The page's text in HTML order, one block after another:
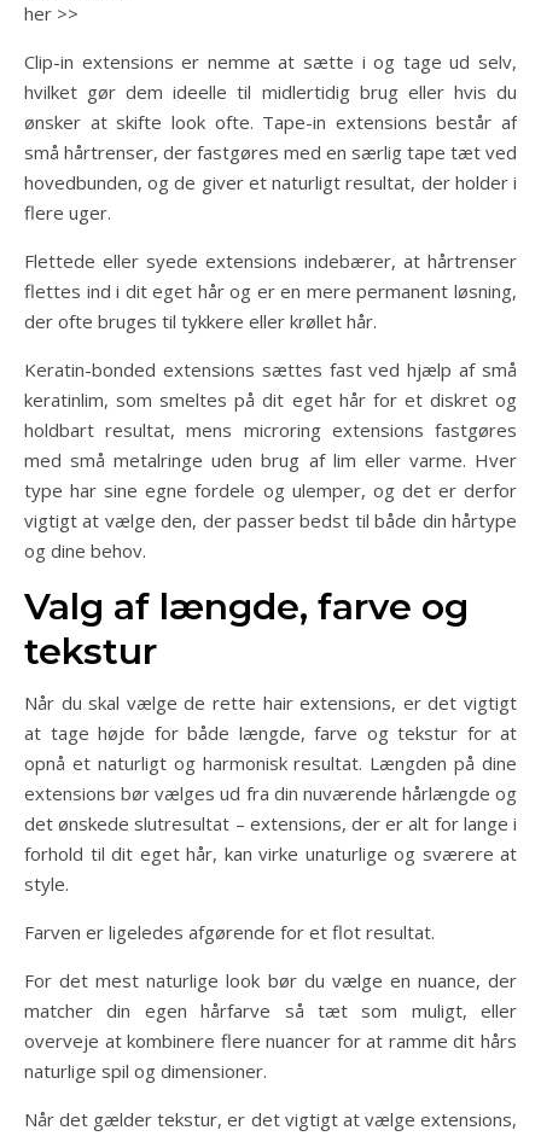
her >>
Clip-in extensions er nemme at sætte i og tage ud selv,
hvilket gør dem ideelle til midlertidig brug eller hvis du
ønsker at skifte look ofte. Tape-in extensions består af
små hårtrenser, der fastgøres med en særlig tape tæt ved
hovedbunden, og de giver et naturligt resultat, der holder i
flere uger.
Flettede eller syede extensions indebærer, at hårtrenser
flettes ind i dit eget hår og er en mere permanent løsning,
der ofte bruges til tykkere eller krøllet hår.
Keratin-bonded extensions sættes fast ved hjælp af små
keratinlim, som smeltes på dit eget hår for et diskret og
holdbart resultat, mens microring extensions fastgøres
med små metalringe uden brug af lim eller varme. Hver
type har sine egne fordele og ulemper, og det er derfor
vigtigt at vælge den, der passer bedst til både din hårtype
og dine behov.
Valg af længde, farve og
tekstur
Når du skal vælge de rette hair extensions, er det vigtigt
at tage højde for både længde, farve og tekstur for at
opnå et naturligt og harmonisk resultat. Længden på dine
extensions bør vælges ud fra din nuværende hårlængde og
det ønskede slutresultat – extensions, der er alt for lange i
forhold til dit eget hår, kan virke unaturlige og sværere at
style.
Farven er ligeledes afgørende for et flot resultat.
For det mest naturlige look bør du vælge en nuance, der
matcher din egen hårfarve så tæt som muligt, eller
overveje at kombinere flere nuancer for at ramme dit hårs
naturlige spil og dimensioner.
Når det gælder tekstur, er det vigtigt at vælge extensions,